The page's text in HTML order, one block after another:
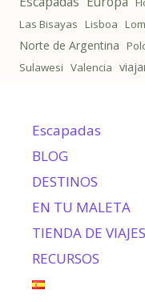
Las Bisayas Lisboa
Norte de Argentina
Sulawesi Valencia
Escapadas
BLOG
DESTINOS
EN TU MALETA
TIENDA DE VIAJES
RECURSOS